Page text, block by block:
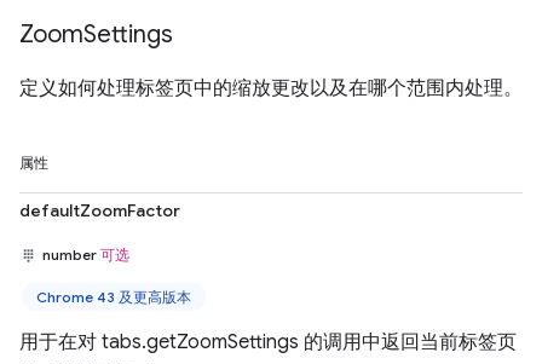
ZoomSettings
定义如何处理标签页中的缩放更改以及在哪个范围内处理。
属性
defaultZoomFactor
number 可选
Chrome 43 及更高版本
用于在对 tabs.getZoomSettings 的调用中返回当前标签页